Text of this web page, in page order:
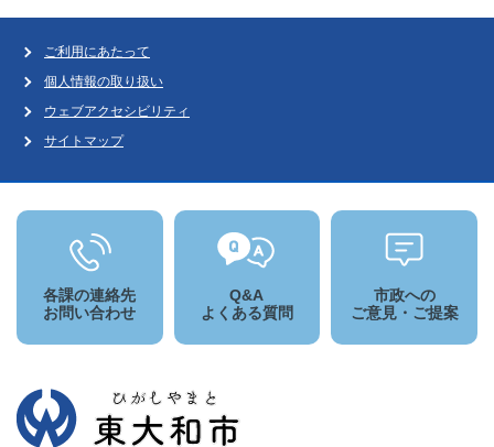
ご利用にあたって
個人情報の取り扱い
ウェブアクセシビリティ
サイトマップ
各課の連絡先
お問い合わせ
Q&A
よくある質問
市政への
ご意見・ご提案